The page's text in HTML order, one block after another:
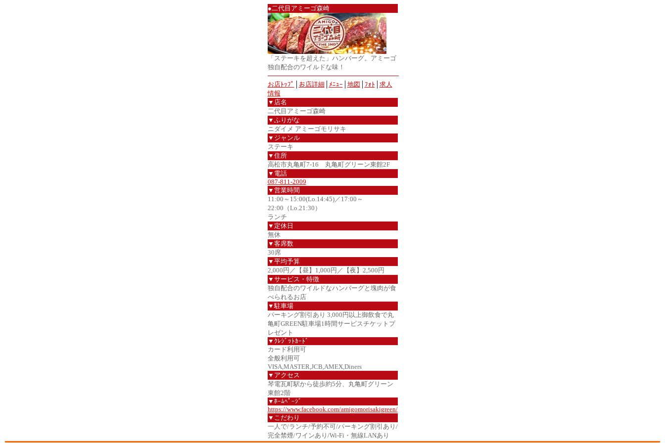
●二代目アミーゴ森崎
「ステーキを超えた」ハンバーグ。アミーゴ
独自配合のワイルドな味！
お店ﾄｯﾌﾟ お店詳細 ﾒﾆｭｰ 地図 ﾌｫﾄ
求人
情報
▼店名
二代目アミーゴ森崎
▼ふりがな
ニダイメ アミーゴモリサキ
▼ジャンル
ステーキ
▼住所
高松市丸亀町7-16 丸亀町グリーン東館2F
▼電話
087-811-2009
▼営業時間
11:00～15:00(Lo.14:45)／17:00～
22:00（Lo.21:30）
ランチ
▼定休日
無休
▼客席数
30席
▼平均予算
2,000円／【昼】1,000円／【夜】2,500円
▼サービス・特徴
独自配合のワイルドなハンバーグと塊肉が食
べられるお店
▼駐車場
パーキング割引あり 3,000円以上御飲食で丸
亀町GREEN駐車場1時間サービスチケットプ
レゼント
▼ｸﾚｼﾞｯﾄｶｰﾄﾞ
カード利用可
全般利用可
VISA,MASTER,JCB,AMEX,Diners
▼アクセス
琴電瓦町駅から徒歩約5分、丸亀町グリーン
東館2階
▼ﾎｰﾑﾍﾟｰｼﾞ
https://www.facebook.com/amigomorisakigreen/
▼こだわり
一人で/ランチ/予約不可/パーキング割引あり/
完全禁煙/ワインあり/Wi-Fi・無線LANあり